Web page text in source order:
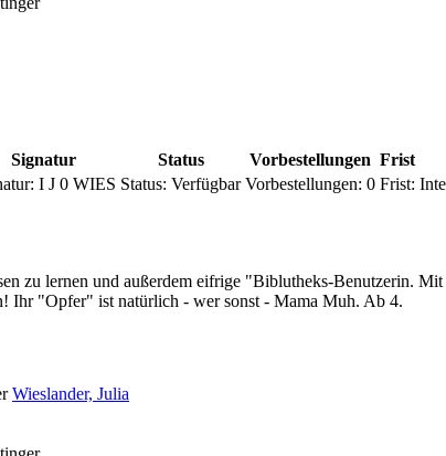
Signatur Status Vorbestellungen Frist
I J 0 WIES Status: Verfügbar Vorbestellungen: 0 Frist:
zu lernen und außerdem eifrige "Biblutheks-Benutzerin.
Ihr "Opfer" ist natürlich - wer sonst - Mama Muh. Ab 4.
Wieslander, Julia